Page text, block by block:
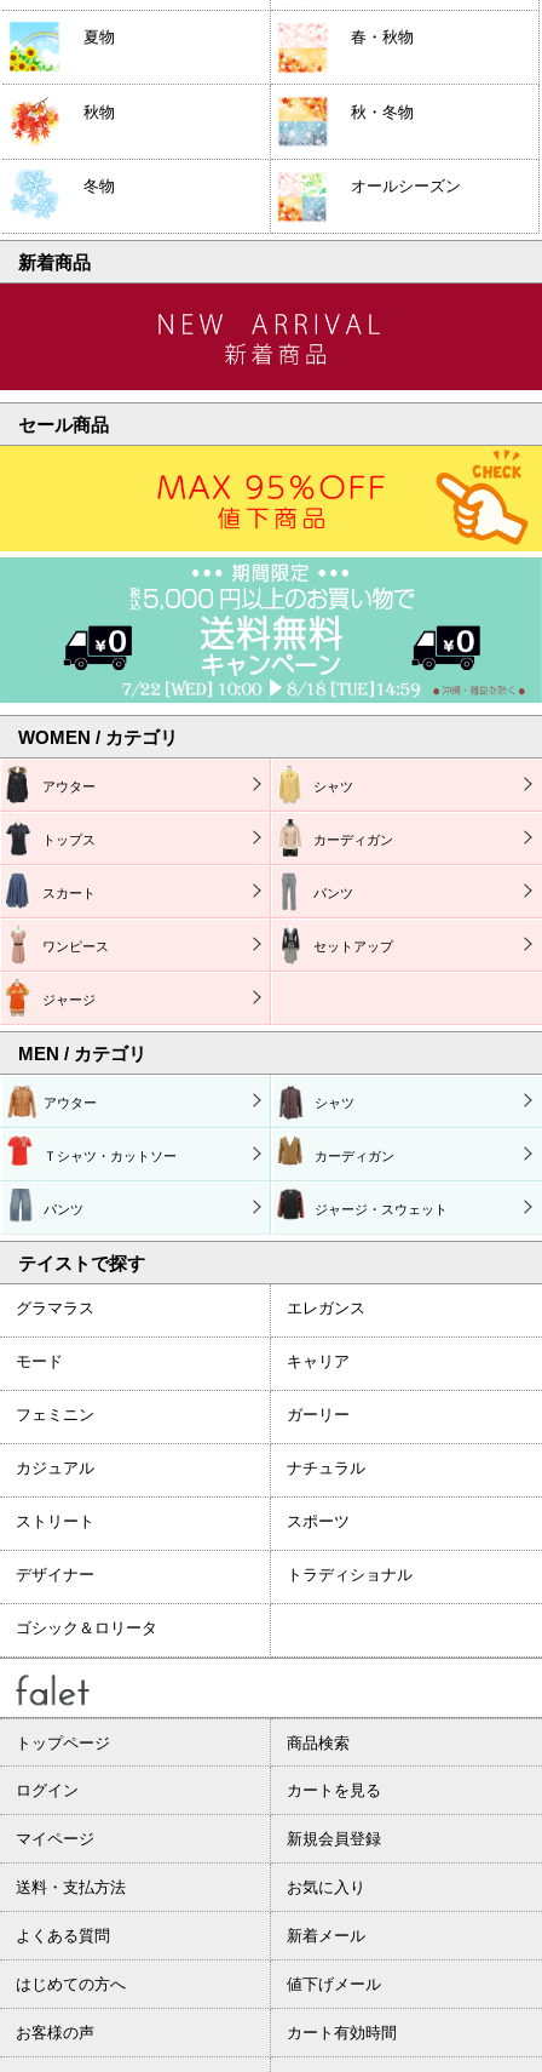
夏物 春・秋物
秋物 秋・冬物
冬物 オールシーズン
新着商品
セール商品
WOMEN / カテゴリ
アウター シャツ
トップス カーディガン
スカート パンツ
ワンピース セットアップ
ジャージ
MEN / カテゴリ
アウター シャツ
Ｔシャツ・カットソー カーディガン
パンツ ジャージ・スウェット
テイストで探す
グラマラス エレガンス
モード キャリア
フェミニン ガーリー
カジュアル ナチュラル
ストリート スポーツ
デザイナー トラディショナル
ゴシック＆ロリータ
トップページ 商品検索
ログイン カートを見る
マイページ 新規会員登録
送料・支払方法 お気に入り
よくある質問 新着メール
はじめての方へ 値下げメール
お客様の声 カート有効時間